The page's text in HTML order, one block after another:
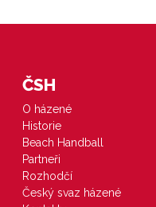
ČSH
O házené
Historie
Beach Handball
Partneři
Rozhodčí
Český svaz házené